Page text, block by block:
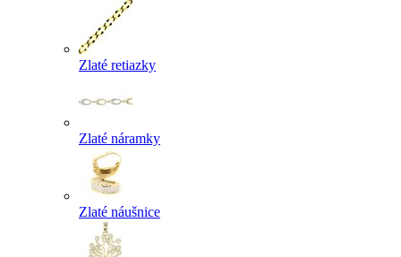
Zlaté retiazky
Zlaté náramky
Zlaté náušnice